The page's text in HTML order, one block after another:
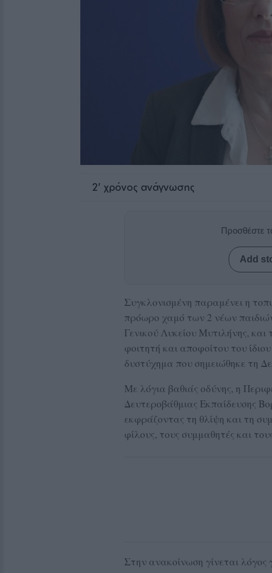
2' χρόνος ανάγνωσης
Προσθέστε
Add
Συγκλονισμένη παραμένει η
πρόωρο χαμό των 2 νέων
Γενικού Λυκείου Μυτιλήνης,
φοιτητή και αποφοίτου του
δυστύχημα που σημειώθηκε τη
Με λόγια βαθιάς οδύνης, η
Δευτεροβάθμιας Εκπαίδευσης
εκφράζοντας τη θλίψη και τη
φίλους, τους συμμαθητές και
Στην ανακοίνωση γίνεται λόγος